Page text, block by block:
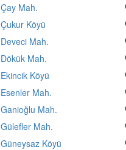
Çay Mah.
Çukur Köyü
Deveci Mah.
Dökük Mah.
Ekincik Köyü
Esenler Mah.
Ganioğlu Mah.
Gülefler Mah.
Güneysaz Köyü